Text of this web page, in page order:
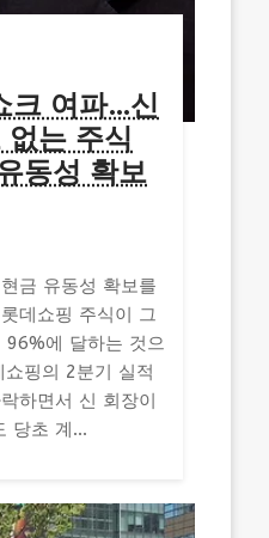
크 여파…신
는 주식
동성 확보
금 유동성 확보를
데쇼핑 주식이 그
96%에 달하는 것으
핑의 2분기 실적
하면서 신 회장이
당초 계...